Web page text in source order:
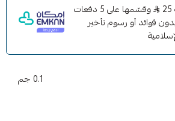
وقسّمها على 5 دفعات
فوائد أو رسوم تأخير
0.1 جم